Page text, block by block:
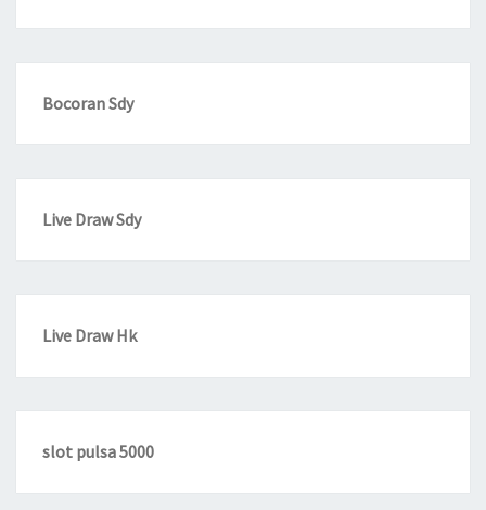
Bocoran Sdy
Live Draw Sdy
Live Draw Hk
slot pulsa 5000